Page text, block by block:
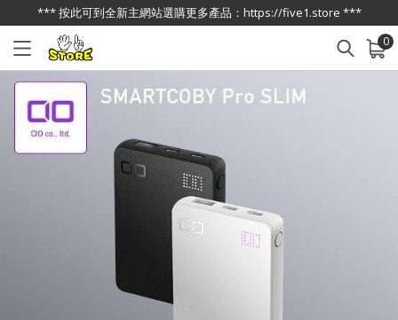
*** 按此可到全新主網站選購更多產品：https://five1.store ***
0
已加入購物車 查看